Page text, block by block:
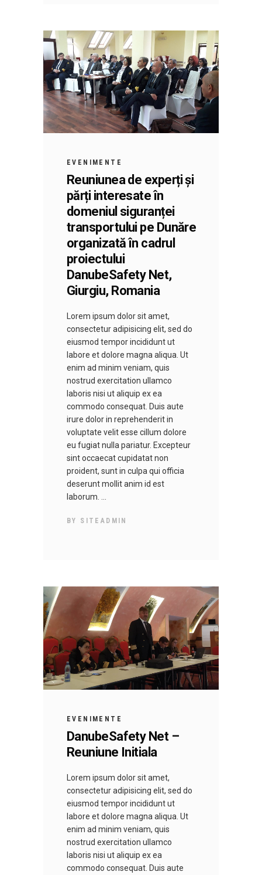
EVENIMENTE
Reuniunea de experți și
părți interesate în
domeniul siguranței
transportului pe Dunăre
organizată în cadrul
proiectului
DanubeSafety Net,
Giurgiu, Romania
Lorem ipsum dolor sit amet,
consectetur adipisicing elit, sed do
eiusmod tempor incididunt ut
labore et dolore magna aliqua. Ut
enim ad minim veniam, quis
nostrud exercitation ullamco
laboris nisi ut aliquip ex ea
commodo consequat. Duis aute
irure dolor in reprehenderit in
voluptate velit esse cillum dolore
eu fugiat nulla pariatur. Excepteur
sint occaecat cupidatat non
proident, sunt in culpa qui officia
deserunt mollit anim id est
laborum.
BY SITEADMIN
EVENIMENTE
DanubeSafety Net –
Reuniune Initiala
Lorem ipsum dolor sit amet,
consectetur adipisicing elit, sed do
eiusmod tempor incididunt ut
labore et dolore magna aliqua. Ut
enim ad minim veniam, quis
nostrud exercitation ullamco
laboris nisi ut aliquip ex ea
commodo consequat. Duis aute